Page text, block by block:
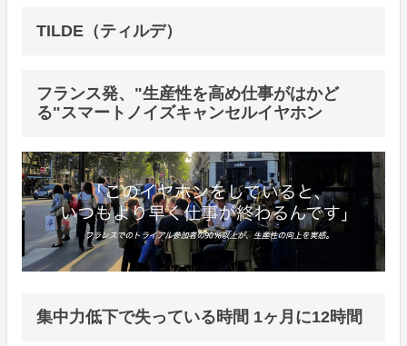
TILDE（ティルデ）
フランス発、"生産性を高め仕事がはかど
る"スマートノイズキャンセルイヤホン
集中力低下で失っている時間 1ヶ月に12時間